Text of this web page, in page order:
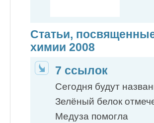
Статьи,
химии 2008
7 ссылок
Сегодня будут
Зелёный белок
Медуза помогла